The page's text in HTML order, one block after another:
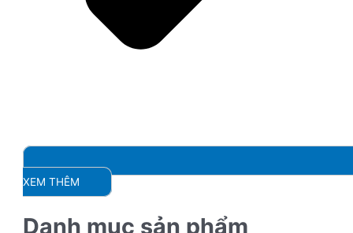
XEM THÊM
Danh mục sản phẩm